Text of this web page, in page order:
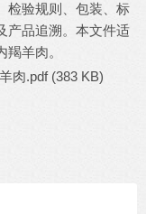
检验规则、包装、标
产品追溯。本文件适
羊肉。
肉.pdf (383 KB)